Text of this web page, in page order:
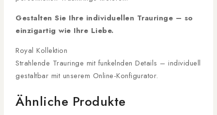
Gestalten Sie Ihre individuellen Trauringe – so
einzigartig wie Ihre Liebe.
Royal Kollektion
Strahlende Trauringe mit funkelnden Details – individuell
gestaltbar mit unserem Online-Konfigurator.
Ähnliche Produkte